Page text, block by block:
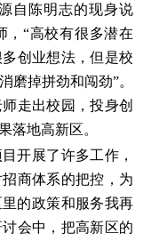
自陈明志的现身说
，“高校有很多潜在
创业想法，但是校
磨掉拼劲和闯劲”。
走出校园，投身创
落地高新区。
开展了许多工作，
商体系的把控，为
的政策和服务我再
会中，把高新区的